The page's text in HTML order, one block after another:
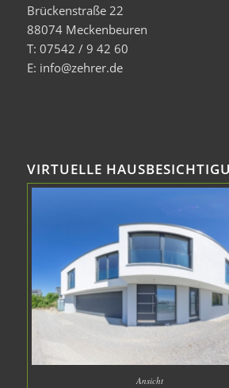
Brückenstraße 22
88074 Meckenbeuren
T: 07542 / 9 42 60
E: info@zehrer.de
VIRTUELLE
Ansicht